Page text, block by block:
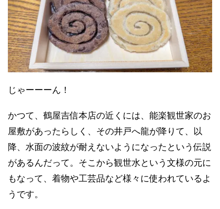
じゃーーーん！
かつて、鶴屋吉信本店の近くには、能楽観世家のお
屋敷があったらしく、その井戸へ龍が降りて、以
降、水面の波紋が耐えないようになったという伝説
があるんだって。そこから観世水という文様の元に
もなって、着物や工芸品など様々に使われているよ
うです。